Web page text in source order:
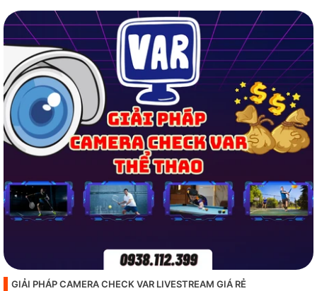
GIẢI PHÁP CAMERA CHECK VAR LIVESTREAM GIÁ RẺ